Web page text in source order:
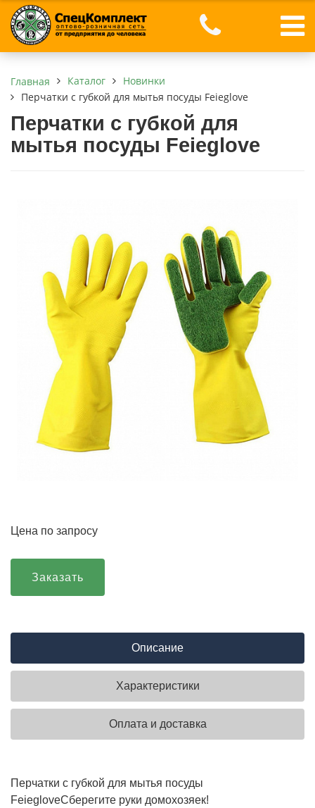
Главная Каталог
Новинки
Перчатки с губкой для мытья посуды Feieglove
Перчатки с губкой для
мытья посуды Feieglove
Цена по запросу
Заказать
Описание
Характеристики
Оплата и доставка
Перчатки с губкой для мытья посуды
FeiegloveСберегите руки домохозяек!